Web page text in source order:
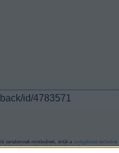
id/4783571
tartalomnak minősülnek, értük a szolgáltatás technikai
és azadatvédelmi tájékoztatóban.